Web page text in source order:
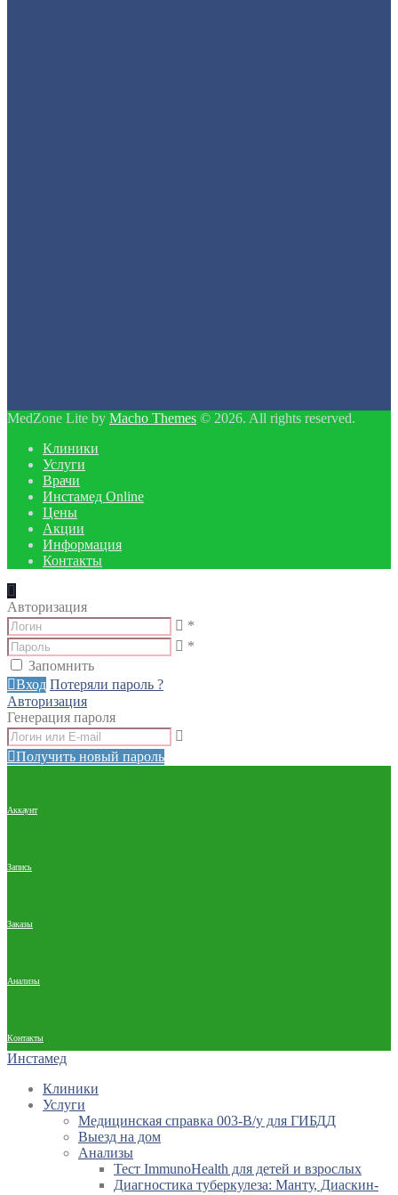
MedZone Lite by Macho Themes © 2026. All rights reserved.
Клиники
Услуги
Врачи
Инстамед Online
Цены
Акции
Информация
Контакты
Авторизация
*
*
Запомнить
Вход Потеряли пароль ?
Авторизация
Генерация пароля
Получить новый пароль
Аккаунт
Запись
Заказы
Анализы
Контакты
Инстамед
Клиники
Услуги
Медицинская справка 003-В/у для ГИБДД
Выезд на дом
Анализы
Тест ImmunoHealth для детей и взрослых
Диагностика туберкулеза: Манту, Диаскин-